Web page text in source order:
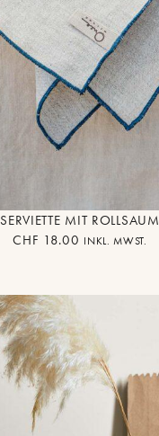
SERVIETTE MIT ROLLSAUM
CHF 18.00 INKL. MWST.